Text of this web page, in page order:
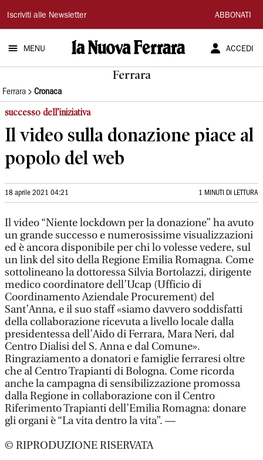
La
Nuova
Ferrara
Iscriviti alle Newsletter ABBONATI
MENU ACCEDI
Ferrara
Ferrara Cronaca
successo dell’iniziativa
Il video sulla donazione piace al
popolo del web
18 aprile 2021 04:21 1 MINUTI DI LETTURA
Il video “Niente lockdown per la donazione” ha avuto
un grande successo e numerosissime visualizzazioni
ed è ancora disponibile per chi lo volesse vedere, sul
un link del sito della Regione Emilia Romagna. Come
sottolineano la dottoressa Silvia Bortolazzi, dirigente
medico coordinatore dell’Ucap (Ufficio di
Coordinamento Aziendale Procurement) del
Sant’Anna, e il suo staff «siamo davvero soddisfatti
della collaborazione ricevuta a livello locale dalla
presidentessa dell’Aido di Ferrara, Mara Neri, dal
Centro Dialisi del S. Anna e dal Comune».
Ringraziamento a donatori e famiglie ferraresi oltre
che al Centro Trapianti di Bologna. Come ricorda
anche la campagna di sensibilizzazione promossa
dalla Regione in collaborazione con il Centro
Riferimento Trapianti dell’Emilia Romagna: donare
gli organi è “La vita dentro la vita”. —
© RIPRODUZIONE RISERVATA